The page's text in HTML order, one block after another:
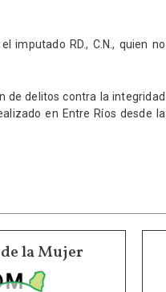
imputado RD., C.N., quien no
de delitos contra la integridad
en Entre Ríos desde la
la Mujer